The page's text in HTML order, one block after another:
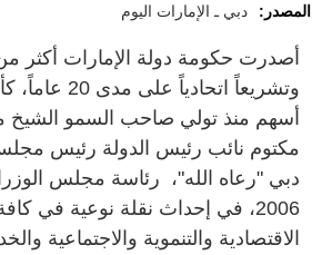
المصدر: دبي ـ الإمارات اليوم
وتشريعاً
أسهم منذ تولي صاحب السمو الشيخ
مكتوم نائب رئيس الدولة رئيس
2006، في إحداث نقلة نوعية في
الاقتصادية والتنموية والاجتماعية